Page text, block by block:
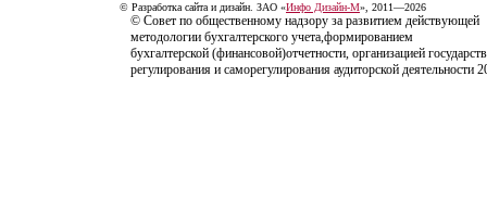
© Разработка сайта и дизайн. ЗАО «Инфо Дизайн-М», 2011—2026
© Совет по общественному надзору за развитием действующей
методологии бухгалтерского учета,формированием
бухгалтерской (финансовой)отчетности, организацией
регулирования и саморегулирования аудиторской деятельности